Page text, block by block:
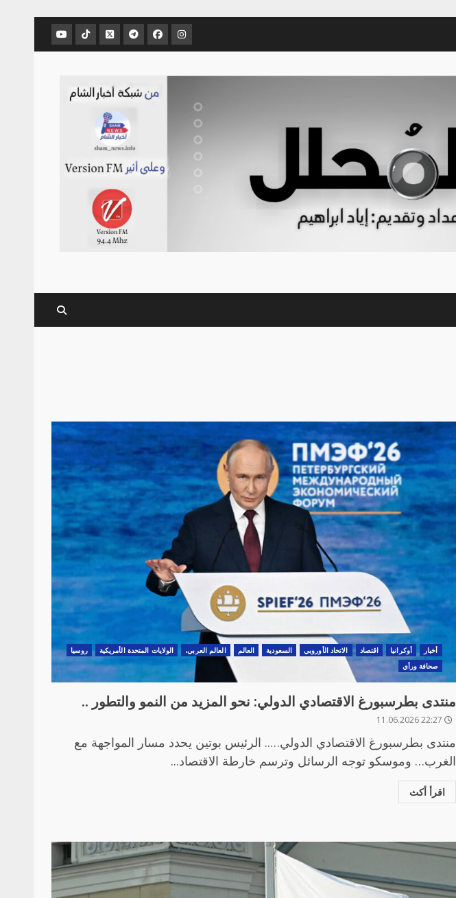
عنصر
القائمة
عنصر
القائمة
عنصر
القائمة
عنصر
القائمة
عنصر
القائمة
عنصر
القائمة
أخبار أوكرانيا اقتصاد الاتحاد الأوروبي السعودية العالم العالم العربي، الولايات المتحدة الأمريكية
روسيا
صحافة ورأي
منتدى بطرسبورغ الاقتصادي الدولي: نحو المزيد من النمو والتطور ..
منتدى بطرسبورغ الاقتصادي الدولي….. الرئيس بوتين يحدد مسار المواجهة مع
الغرب… وموسكو توجه الرسائل وترسم خارطة الاقتصاد...
اقرأ أكث